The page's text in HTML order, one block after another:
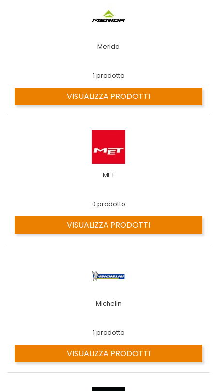
Merida
1 prodotto
VISUALIZZA PRODOTTI
MET
0 prodotto
VISUALIZZA PRODOTTI
Michelin
1 prodotto
VISUALIZZA PRODOTTI